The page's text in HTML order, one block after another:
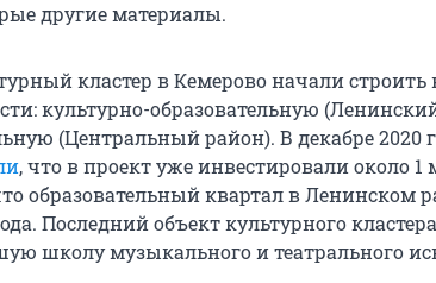
другие материалы.
кластер в Кемерово начали строить
культурно-образовательную
(Центральный район). В декабре 2020
, что в проект уже инвестировали около
образовательный квартал в Ленинском
Последний объект культурного
школу музыкального и театрального